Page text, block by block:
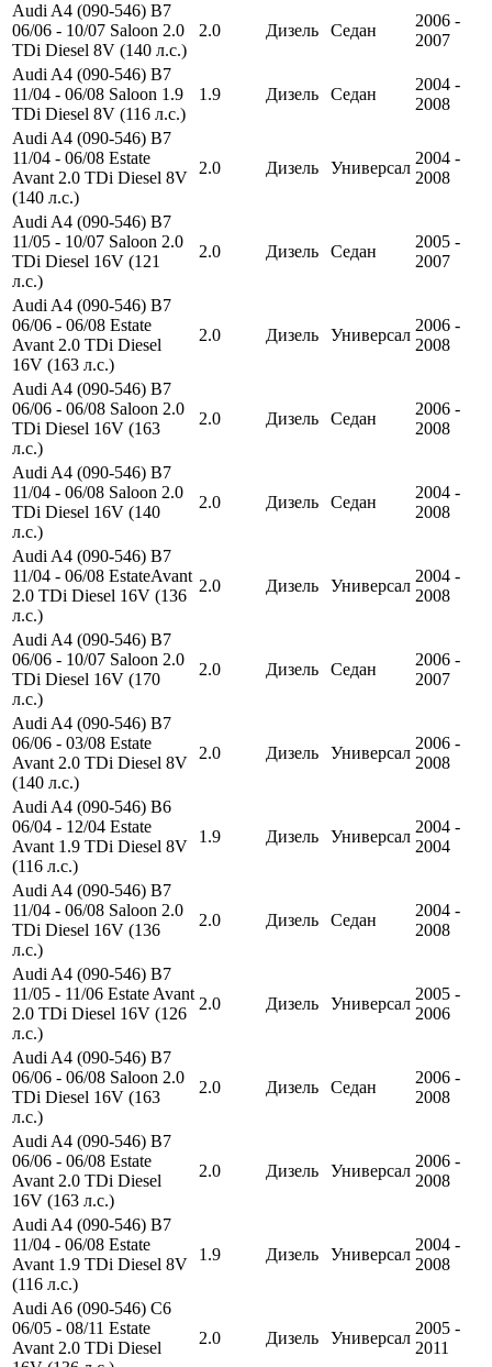
Audi A4 (090-546) B7
06/06 - 10/07 Saloon 2.0
TDi Diesel 8V (140 л.с.)
2.0 Дизель Седан
2006 -
2007
Audi A4 (090-546) B7
11/04 - 06/08 Saloon 1.9
TDi Diesel 8V (116 л.с.)
1.9 Дизель Седан
2004 -
2008
Audi A4 (090-546) B7
11/04 - 06/08 Estate
Avant 2.0 TDi Diesel 8V
(140 л.с.)
2.0 Дизель Универсал
2004 -
2008
Audi A4 (090-546) B7
11/05 - 10/07 Saloon 2.0
TDi Diesel 16V (121
л.с.)
2.0 Дизель Седан
2005 -
2007
Audi A4 (090-546) B7
06/06 - 06/08 Estate
Avant 2.0 TDi Diesel
16V (163 л.с.)
2.0 Дизель Универсал
2006 -
2008
Audi A4 (090-546) B7
06/06 - 06/08 Saloon 2.0
TDi Diesel 16V (163
л.с.)
2.0 Дизель Седан
2006 -
2008
Audi A4 (090-546) B7
11/04 - 06/08 Saloon 2.0
TDi Diesel 16V (140
л.с.)
2.0 Дизель Седан
2004 -
2008
Audi A4 (090-546) B7
11/04 - 06/08 EstateAvant
2.0 TDi Diesel 16V (136
л.с.)
2.0 Дизель Универсал
2004 -
2008
Audi A4 (090-546) B7
06/06 - 10/07 Saloon 2.0
TDi Diesel 16V (170
л.с.)
2.0 Дизель Седан
2006 -
2007
Audi A4 (090-546) B7
06/06 - 03/08 Estate
Avant 2.0 TDi Diesel 8V
(140 л.с.)
2.0 Дизель Универсал
2006 -
2008
Audi A4 (090-546) B6
06/04 - 12/04 Estate
Avant 1.9 TDi Diesel 8V
(116 л.с.)
1.9 Дизель Универсал
2004 -
2004
Audi A4 (090-546) B7
11/04 - 06/08 Saloon 2.0
TDi Diesel 16V (136
л.с.)
2.0 Дизель Седан
2004 -
2008
Audi A4 (090-546) B7
11/05 - 11/06 Estate Avant
2.0 TDi Diesel 16V (126
л.с.)
2.0 Дизель Универсал
2005 -
2006
Audi A4 (090-546) B7
06/06 - 06/08 Saloon 2.0
TDi Diesel 16V (163
л.с.)
2.0 Дизель Седан
2006 -
2008
Audi A4 (090-546) B7
06/06 - 06/08 Estate
Avant 2.0 TDi Diesel
16V (163 л.с.)
2.0 Дизель Универсал
2006 -
2008
Audi A4 (090-546) B7
11/04 - 06/08 Estate
Avant 1.9 TDi Diesel 8V
(116 л.с.)
1.9 Дизель Универсал
2004 -
2008
Audi A6 (090-546) C6
06/05 - 08/11 Estate
Avant 2.0 TDi Diesel
2.0 Дизель Универсал
2005 -
2011